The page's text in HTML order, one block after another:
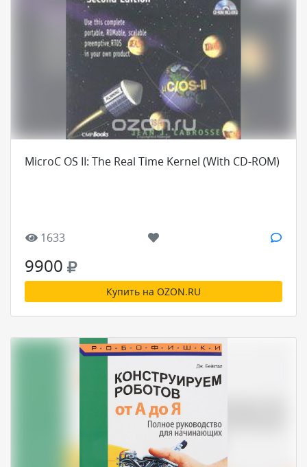
MicroC OS II: The Real Time Kernel (With CD-ROM)
1633
9900
Купить на OZON.RU